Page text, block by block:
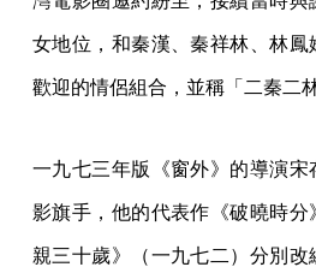
女地位，和秦漢、秦祥林、林鳳
歡迎的情侶組合，並稱「二秦二林
一九七三年版《窗外》的導演宋
影旗手，他的代表作《破曉時
親三十歲》（一九七二）分別